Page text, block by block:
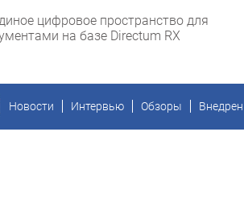
цифровое пространство для
на базе Directum RX
Новости Интервью Обзоры